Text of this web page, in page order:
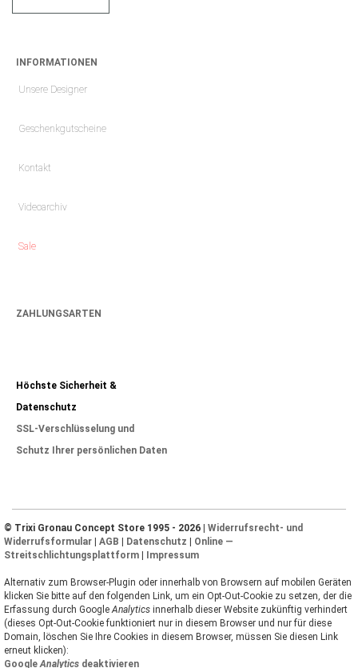
INFORMATIONEN
Unsere Designer
Geschenkgutscheine
Kontakt
Videoarchiv
Sale
ZAHLUNGSARTEN
Höchste Sicherheit &
Datenschutz
SSL-Verschlüsselung und
Schutz Ihrer persönlichen Daten
© Trixi Gronau Concept Store 1995 - 2026 | Widerrufsrecht- und
Widerrufsformular | AGB | Datenschutz | Online —
Streitschlichtungsplattform | Impressum
Alternativ zum Browser-Plugin oder innerhalb von Browsern auf mobilen Geräten
klicken Sie bitte auf den folgenden Link, um ein Opt-Out-Cookie zu setzen, der die
Erfassung durch Google Analytics innerhalb dieser Website zukünftig verhindert
(dieses Opt-Out-Cookie funktioniert nur in diesem Browser und nur für diese
Domain, löschen Sie Ihre Cookies in diesem Browser, müssen Sie diesen Link
erneut klicken):
Google Analytics deaktivieren